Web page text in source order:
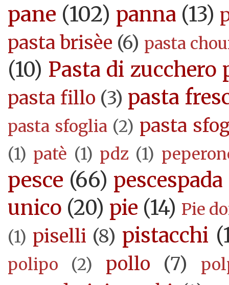
pane (102) panna (13)
pasta brisèe (6) pasta
(10) Pasta di zucchero
pasta fillo (3) pasta
pasta sfoglia (2) pasta
(1) patè (1) pdz (1)
pesce (66) pescespada
unico (20) pie (14) Pie
(1) piselli (8) pistacchi
polipo (2) pollo (7)